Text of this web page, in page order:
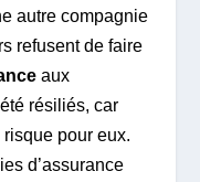
autre compagnie
refusent de faire
aux
résiliés, car
pour eux.
d’assurance